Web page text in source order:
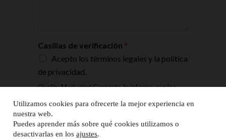
Casillas de verificación *
Acepto los términos legales y la política
de privacidad.
Quality Marketing Contents, te informa que los
rellenando el presente formulario serán tratados
por Quality Marketing Contents, S.L (QMKC) como
responsable de esta web. La recogida y
tratamiento de los datos personales tiene como
finalidades el gestionar consultas el enviarte
Utilizamos cookies para ofrecerte la mejor experiencia en
nuestra web.
Puedes aprender más sobre qué cookies utilizamos o
desactivarlas en losajustes.